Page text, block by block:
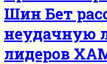
Шин Бет
неудачную
лидеров